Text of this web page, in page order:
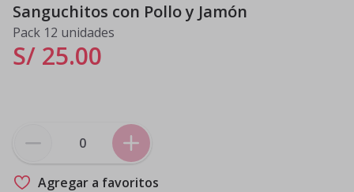
Sanguchitos con Pollo y Jamón
Pack 12 unidades
S/ 25.00
Agregar a favoritos